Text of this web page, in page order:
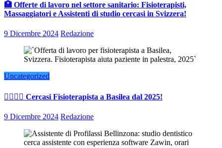
🏥 Offerte di lavoro nel settore sanitario: Fisioterapisti,
Massaggiatori e Assistenti di studio cercasi in Svizzera!
9 Dicembre 2024 Redazione
Uncategorized
👨‍⚕️👩‍⚕️ Cercasi Fisioterapista a Basilea dal 2025!
9 Dicembre 2024 Redazione